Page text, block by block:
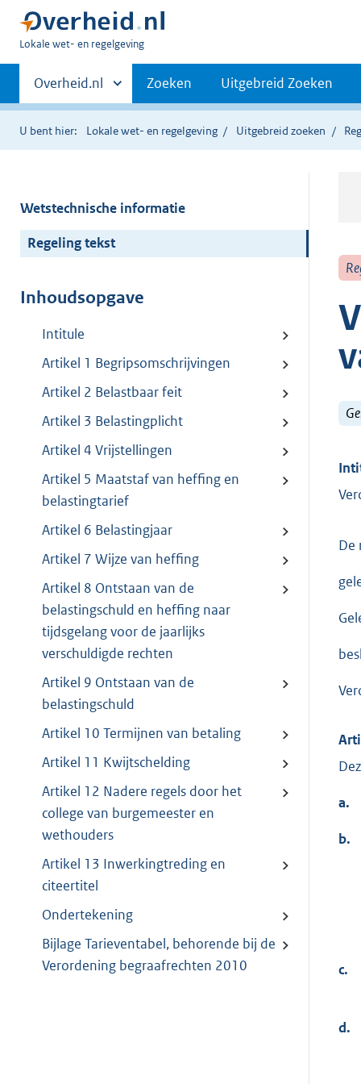
U
hier:
Lokale wet- en regelgeving
Primaire
navigatie
Andere
sites
binnen
Overheid.nl Zoeken Uitgebreid Zoeken
U bent hier: Lokale wet- en regelgeving Uitgebreid zoeken
Wetstechnische informatie
Regeling tekst
Inhoudsopgave
Intitule
Artikel 1 Begripsomschrijvingen
Artikel 2 Belastbaar feit
Artikel 3 Belastingplicht
Artikel 4 Vrijstellingen
Artikel 5 Maatstaf van heffing en
belastingtarief
Artikel 6 Belastingjaar
Artikel 7 Wijze van heffing
Artikel 8 Ontstaan van de
belastingschuld en heffing naar
tijdsgelang voor de jaarlijks
verschuldigde rechten
Artikel 9 Ontstaan van de
belastingschuld
Artikel 10 Termijnen van betaling
Artikel 11 Kwijtschelding
Artikel 12 Nadere regels door het
college van burgemeester en
wethouders
Artikel 13 Inwerkingtreding en
citeertitel
Ondertekening
Bijlage Tarieventabel, behorende bij de
Verordening begraafrechten 2010
De
a.
b.
c.
d.